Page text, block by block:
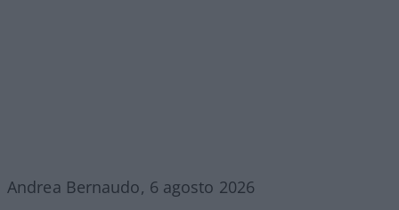
Andrea Bernaudo, 6 agosto 2026